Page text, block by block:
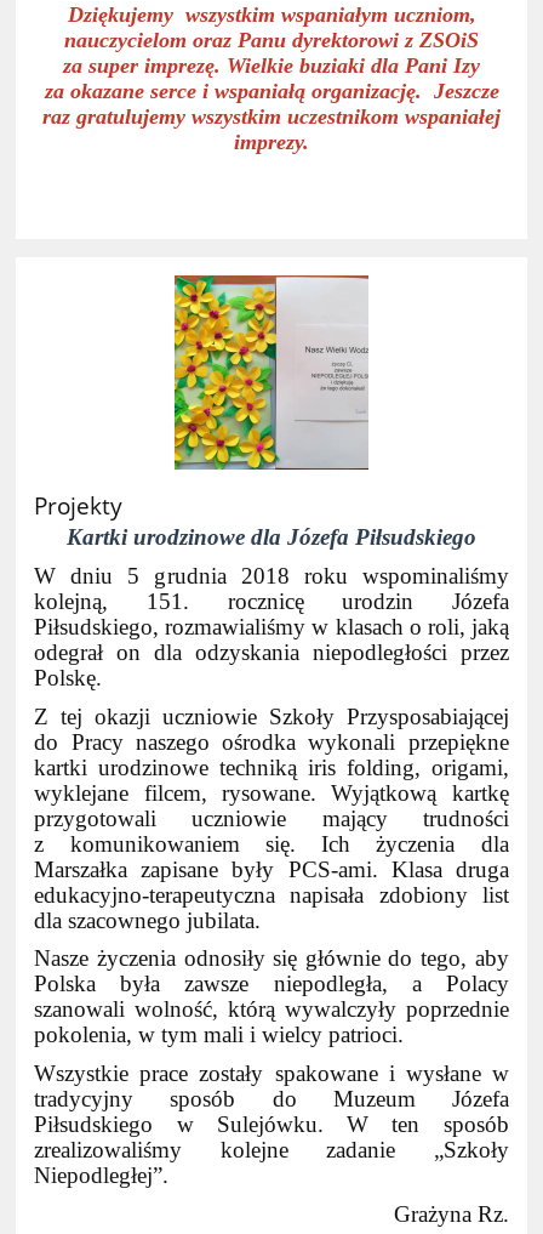
Dziękujemy wszystkim wspaniałym uczniom,
nauczycielom oraz Panu dyrektorowi z ZSOiS
za super imprezę. Wielkie buziaki dla Pani Izy
za okazane serce i wspaniałą organizację. Jeszcze
raz gratulujemy wszystkim uczestnikom wspaniałej
imprezy.
Projekty
Kartki urodzinowe dla Józefa Piłsudskiego
W dniu 5 grudnia 2018 roku wspominaliśmy
kolejną, 151. rocznicę urodzin Józefa
Piłsudskiego, rozmawialiśmy w klasach o roli, jaką
odegrał on dla odzyskania niepodległości przez
Polskę.
Z tej okazji uczniowie Szkoły Przysposabiającej
do Pracy naszego ośrodka wykonali przepiękne
kartki urodzinowe techniką iris folding, origami,
wyklejane filcem, rysowane. Wyjątkową kartkę
przygotowali uczniowie mający trudności
z komunikowaniem się. Ich życzenia dla
Marszałka zapisane były PCS-ami. Klasa druga
edukacyjno-terapeutyczna napisała zdobiony list
dla szacownego jubilata.
Nasze życzenia odnosiły się głównie do tego, aby
Polska była zawsze niepodległa, a Polacy
szanowali wolność, którą wywalczyły poprzednie
pokolenia, w tym mali i wielcy patrioci.
Wszystkie prace zostały spakowane i wysłane w
tradycyjny sposób do Muzeum Józefa
Piłsudskiego w Sulejówku. W ten sposób
zrealizowaliśmy kolejne zadanie „Szkoły
Niepodległej”.
Grażyna Rz.